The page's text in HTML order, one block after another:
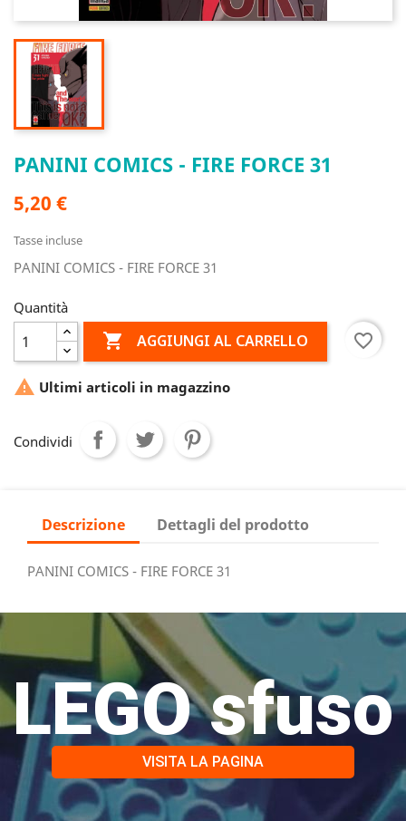
PANINI COMICS - FIRE FORCE 31
5,20 €
Tasse incluse
PANINI COMICS - FIRE FORCE 31
Quantità
 AGGIUNGI AL CARRELLO favorite_border
 Ultimi articoli in magazzino
Condividi
Descrizione Dettagli del prodotto
PANINI COMICS - FIRE FORCE 31
LEGO sfuso
VISITA LA PAGINA